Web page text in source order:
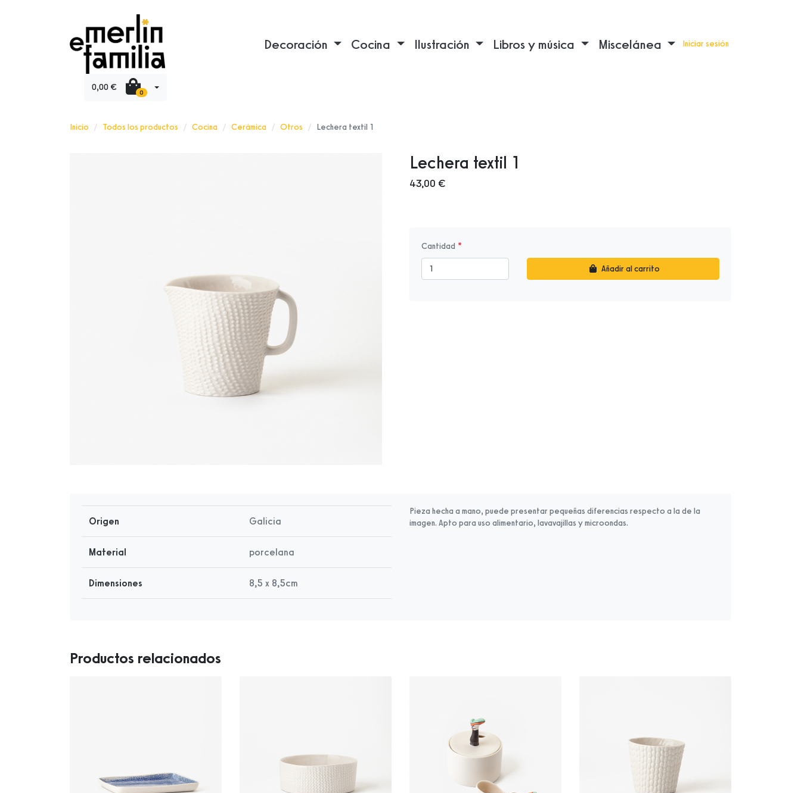
Decoración Cocina Ilustración Libros y música Miscelánea Iniciar sesión
0,00 € 0
Inicio Todos los productos Cocina Cerámica Otros Lechera textil 1
Lechera textil 1
43,00 €
Cantidad
Añadir al carrito
Origen Galicia
Material porcelana
Dimensiones 8,5 x 8,5cm
Pieza hecha a mano, puede presentar pequeñas diferencias respecto a la de la
imagen. Apto para uso alimentario, lavavajillas y microondas.
Productos relacionados